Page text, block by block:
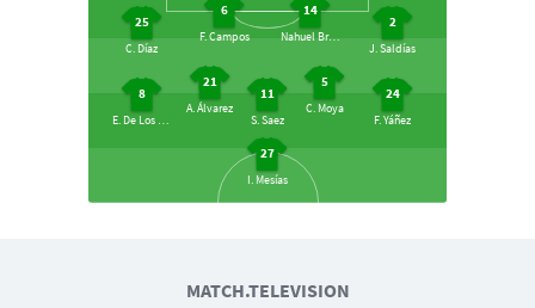
14
Nahuel Brunet
6
F. Campos
2
J. Saldías
25
C. Díaz
5
C. Moya
21
A. Álvarez
11
S. Saez
24
F. Yáñez
8
E. De Los Santos
27
I. Mesías
MATCH.TELEVISION